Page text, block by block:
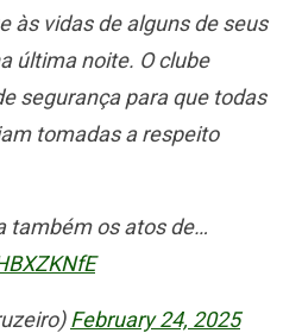
às vidas de alguns de seus
última noite. O clube
segurança para que todas
tomadas a respeito
também os atos de…
February 24, 2025